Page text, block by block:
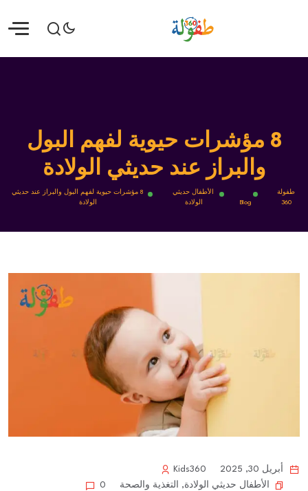
8 مؤشرات حيوية لفهم البول
والبراز عند حديثي الولادة
طفولة
360
Blog
الأطفال حديثي
الولادة
8 مؤشرات حيوية لفهم البول والبراز عند حديثي
الولادة
أبريل 30, 2025
Kids360
الأطفال حديثي الولادة, التغذية والصحة 0